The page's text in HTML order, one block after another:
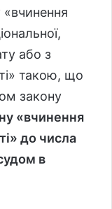
«вчинення
або з
такою, що
закону
«вчинення
до числа
в